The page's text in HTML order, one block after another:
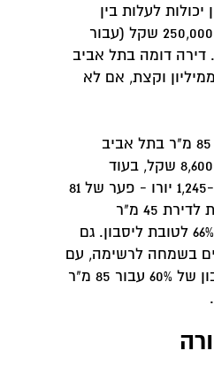
לעלות בין
120,000 שקל לכדי 250,000 שקל (עבור
דירה דומה בתל אביב
וקצת, אם לא
דמי שכירות לדירת 85 מ"ר בתל אביב
מגיעים בממוצע ל-8,600 שקל, בעוד
שבליסבון מדובר ב-1,245 יורו - פער של 81
אחוזים. דמי שכירות לדירת 45 מ"ר
נמצאים בפער של 66% לטובת ליסבון. גם
בשמחה לרשימה, עם
פערים לטובת ליסבון של 60% עבור 85 מ"ר